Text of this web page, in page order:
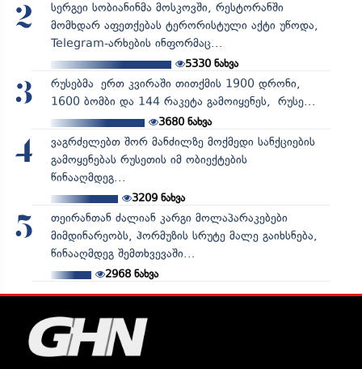
2
სერგეი სობიანინმა მოსკოვში, რესტორანში
მომხდარ აფეთქებას ტერორისტული აქტი უწოდა,
Telegram-არხების ინფორმაც...
5330ნახვა
3
რუსებმა ერთ კვირაში თითქმის 1900 დრონი,
1600 ბომბი და 144 რაკეტა გამოიყენეს, რუსე...
3680ნახვა
4
ვაგრძელებთ შორ მანძილზე მოქმედი სანქციების
გამოყენებას რუსეთის იმ ობიექტების
წინააღმდეგ...
3209ნახვა
5
თეირანთან ძალიან კარგი მოლაპარაკებები
მიმდინარეობს, ჰორმუზის სრუტე მალე გაიხსნება,
წინააღმდეგ შემთხვევაში...
2968ნახვა